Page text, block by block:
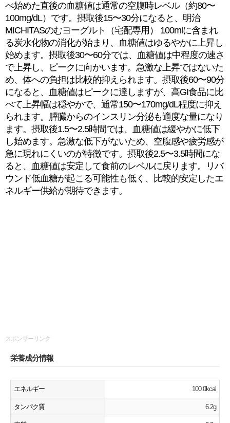
べ始めた直後の血糖値は通常の空腹時レベル（約80〜
100mg/dL）です。摂取後15〜30分になると、明治
MICHITASのむヨーグルト（宅配専用） 100mlに含まれ
る炭水化物の消化が始まり、血糖値はゆるやかに上昇し
始めます。摂取後30〜60分では、血糖値は中程度の速さ
で上昇し、ピークに向かいます。急激な上昇ではないた
め、体への負担は比較的抑えられます。摂取後60〜90分
になると、血糖値はピークに達しますが、高GI食品に比
べて上昇幅は穏やかで、通常150〜170mg/dL程度に抑え
られます。膵臓からのインスリン分泌も適度な量になり
ます。摂取後1.5〜2.5時間では、血糖値は緩やかに低下
し始めます。急激な低下がないため、空腹感や疲労感が
急に現れにくいのが特徴です。摂取後2.5〜3.5時間にな
ると、血糖値は安定して食前のレベルに戻ります。リバ
ウンド低血糖が起こる可能性も低く、比較的安定したエ
ネルギー供給が期待できます。
スポンサーリンク
栄養成分情報
エネルギー 100.0kcal
タンパク質 6.2g